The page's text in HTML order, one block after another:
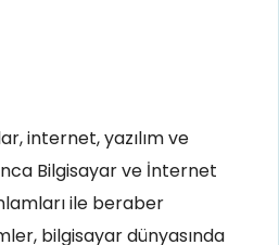
internet, yazılım ve
Bilgisayar ve İnternet
ile beraber
bilgisayar dünyasında